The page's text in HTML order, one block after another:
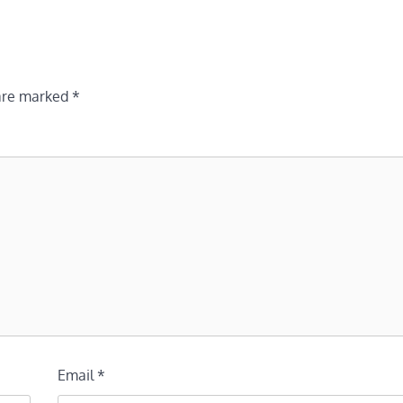
marked *
Email*